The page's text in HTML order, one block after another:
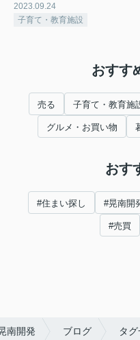
2023.09.24
子育て・教育施設
おすす
売る 子育て・教育施
グルメ・お買い物
おす
#住まい探し #晃南開
#売買
南開発 ブログ タ